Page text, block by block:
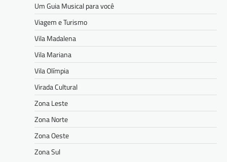
Um Guia Musical para você
Viagem e Turismo
Vila Madalena
Vila Mariana
Vila Olímpia
Virada Cultural
Zona Leste
Zona Norte
Zona Oeste
Zona Sul